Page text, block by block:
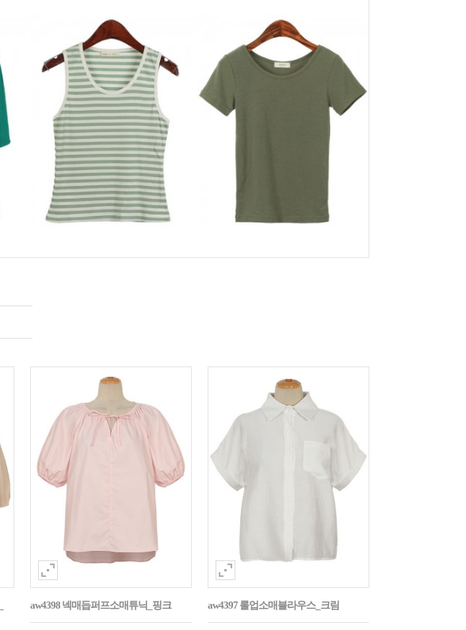
aw4398 넥매듭퍼프소매튜닉_핑크 aw4397 롤업소매블라우스_크림